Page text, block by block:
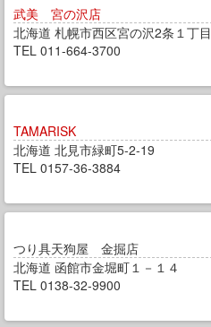
武美 宮の沢店
北海道 札幌市西区宮の沢2条１丁目
TEL 011-664-3700
TAMARISK
北海道 北見市緑町5-2-19
TEL 0157-36-3884
つり具天狗屋 金掘店
北海道 函館市金堀町１－１４
TEL 0138-32-9900